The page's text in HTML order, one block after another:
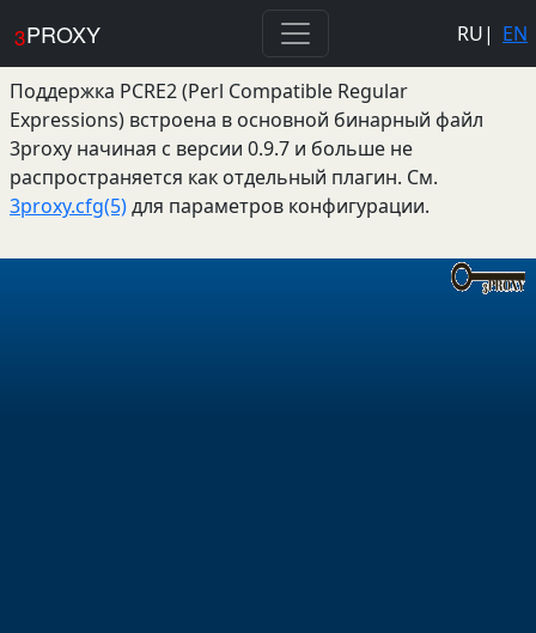
3
PROXY RU| EN
Поддержка PCRE2 (Perl Compatible Regular
Expressions) встроена в основной бинарный файл
3proxy начиная с версии 0.9.7 и больше не
распространяется как отдельный плагин. См.
3proxy.cfg(5)для параметров конфигурации.